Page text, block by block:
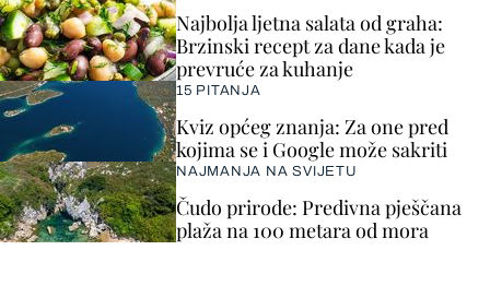
Najbolja ljetna salata od graha:
Brzinski recept za dane kada je
prevruće za kuhanje
15 PITANJA
Kviz općeg znanja: Za one pred
kojima se i Google može sakriti
NAJMANJA NA SVIJETU
Čudo prirode: Predivna pješčana
plaža na 100 metara od mora